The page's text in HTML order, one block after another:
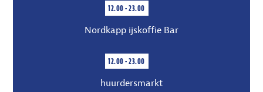
12.00 - 23.00
Nordkapp ijskoffie Bar
12.00 - 23.00
huurdersmarkt